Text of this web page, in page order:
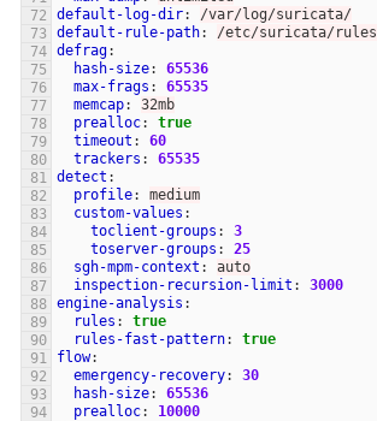
default-log-dir:
/var/log/suricata/
default-rule-path:
/etc/suricata/rules
defrag:
hash-size:
65536
max-frags :
65535
memcap:
32mb
prealloc:
true
timeout :
60
trackers :
65535
detect :
profile:
medium
custom-values :
toclient-groups :
3
toserver-groups :
25
sgh-mpm-context :
auto
inspection-recursion-limit :
3000
engine-analysis :
rules :
true
rules-fast-pattern:
true
flow:
emergency-recovery:
30
hash-size:
65536
prealloc:
10000